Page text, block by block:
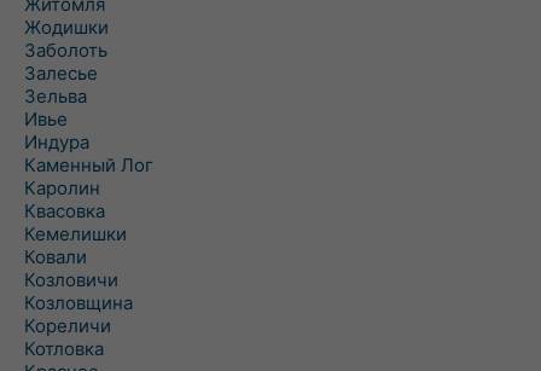
Жодишки
Заболоть
Залесье
Зельва
Ивье
Индура
Каменный Лог
Каролин
Квасовка
Кемелишки
Ковали
Козловичи
Козловщина
Кореличи
Котловка